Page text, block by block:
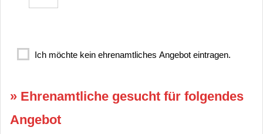
Ich möchte kein ehrenamtliches Angebot eintragen.
» Ehrenamtliche gesucht für folgendes
Angebot